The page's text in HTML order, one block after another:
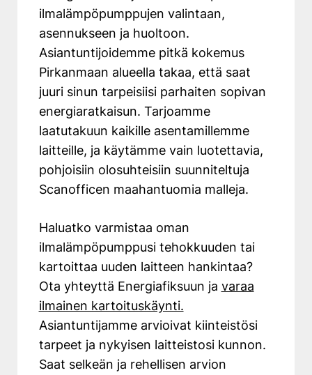
ilmalämpöpumppujen valintaan,
asennukseen ja huoltoon.
Asiantuntijoidemme pitkä kokemus
Pirkanmaan alueella takaa, että saat
juuri sinun tarpeisiisi parhaiten sopivan
energiaratkaisun. Tarjoamme
laatutakuun kaikille asentamillemme
laitteille, ja käytämme vain luotettavia,
pohjoisiin olosuhteisiin suunniteltuja
Scanofficen maahantuomia malleja.
Haluatko varmistaa oman
ilmalämpöpumppusi tehokkuuden tai
kartoittaa uuden laitteen hankintaa?
Ota yhteyttä Energiafiksuun ja varaa
ilmainen kartoituskäynti.
Asiantuntijamme arvioivat kiinteistösi
tarpeet ja nykyisen laitteistosi kunnon.
Saat selkeän ja rehellisen arvion